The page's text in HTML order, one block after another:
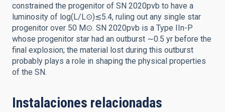
constrained the progenitor of SN 2020pvb to have a
luminosity of log(L/L⊙)≲5.4, ruling out any single star
progenitor over 50 M⊙. SN 2020pvb is a Type IIn-P
whose progenitor star had an outburst ∼0.5 yr before the
final explosion; the material lost during this outburst
probably plays a role in shaping the physical properties
of the SN.
Instalaciones relacionadas